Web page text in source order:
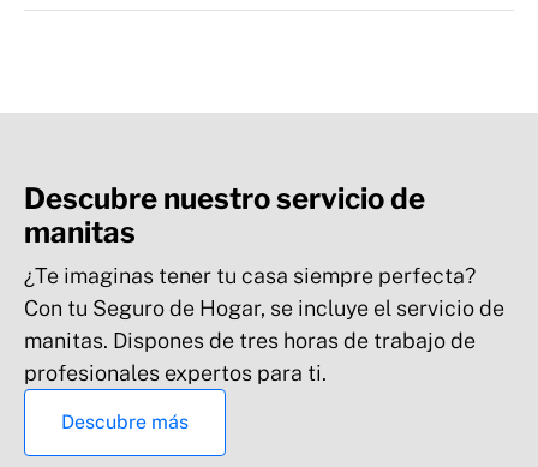
Daños estéticos continente
Bienes Refrigerados: Deterioro de alimentos,
medicamentos en frigoríficos por siniestro
Descubre nuestro servicio de
manitas
¿Te imaginas tener tu casa siempre perfecta?
Con tu Seguro de Hogar, se incluye el servicio de
manitas. Dispones de tres horas de trabajo de
profesionales expertos para ti.
Descubre más